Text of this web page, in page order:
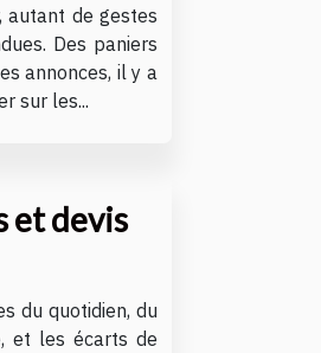
autant de gestes
Des paniers
annonces, il y a
sur les...
et devis
du quotidien, du
et les écarts de